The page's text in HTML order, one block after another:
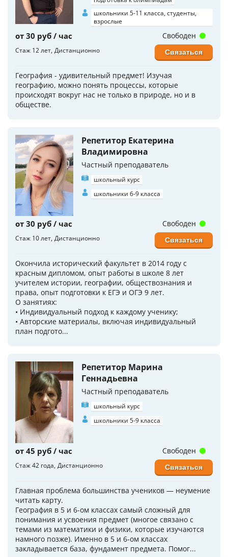
школьники 5-11 класса, студенты,
взрослые
от 30 руб / час
Стаж 12 лет Дистанционно
География - удивительный предмет! Изучая
географию, можно понять процессы, которые
происходят вокруг нас не только в природе, но и в
обществе.
Свободен
Связаться
Репетитор Екатерина
Владимировна
Частный преподаватель
школьный курс
школьники 6-9 класса
от 30 руб / час
Стаж 10 лет Дистанционно
Окончила исторический факультет в 2014 году с
красным дипломом, опыт работы в школе 8 лет
учителем истории, географии, обществознания и
права, опыт подготовки к ЕГЭ и ОГЭ 9 лет.
О занятиях:
• Индивидуальный подход к каждому ученику;
• Авторские материалы, включая индивидуальный
план подгото...
Свободен
Связаться
Репетитор Марина
Геннадьевна
Частный преподаватель
школьный курс
школьники 5-9 класса
от 45 руб / час
Стаж 42 года Дистанционно
Главная проблема большинства учеников — неумение
читать карту.
География в 5 и 6-ом классах самый сложный для
понимания и усвоения предмет (многое связано с
темами из математики и физики, которые изучаются
намного позже). Именно в 5 и 6-ом классах
закладывается база, фундамент предмета. Помог...
Свободен
Связаться